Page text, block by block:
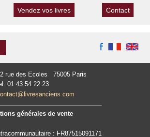
Vendez vos livres Contact
rue des Ecoles 75005 Paris
01 43 54 22 23
générales de vente
: FR87515091171